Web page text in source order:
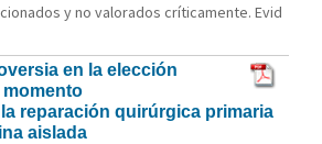
y no valorados críticamente. Evid
en la elección
momento
reparación quirúrgica primaria
aislada